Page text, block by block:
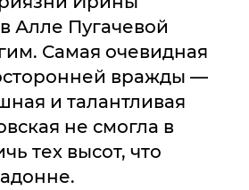
Алле Пугачевой
Самая очевидная
вражды —
и талантливая
не смогла в
тех высот, что